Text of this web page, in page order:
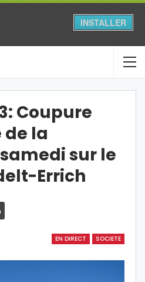
INSTALLER
Coupure
la
sur le
Errich
EN DIRECT SOCIETE